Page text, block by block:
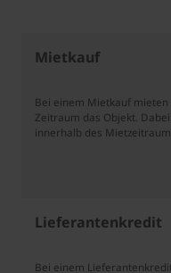
Mietkauf
Bei einem Mietkauf
Zeitraum das Objekt.
innerhalb des
Lieferantenkredit
Bei einem